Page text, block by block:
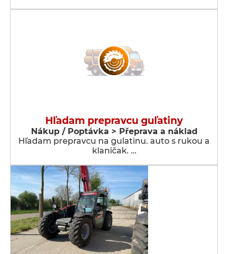
Hľadam prepravcu guľatiny
Nákup / Poptávka > Přeprava a náklad
Hľadam prepravcu na gulatinu. auto s rukou a
klaničak. …